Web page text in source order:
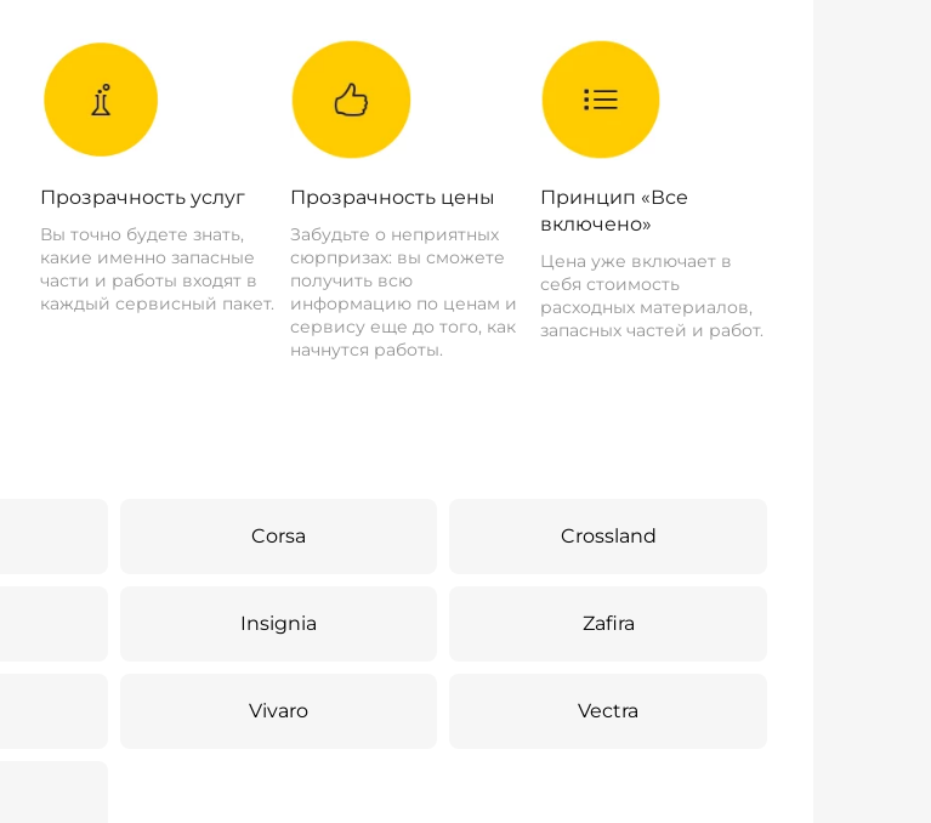
Прозрачность услуг
Вы точно будете знать,
какие именно запасные
части и работы входят в
каждый сервисный пакет.
Прозрачность цены
Забудьте о неприятных
сюрпризах: вы сможете
получить всю
информацию по ценам и
сервису еще до того, как
начнутся работы.
Принцип «Все
включено»
Цена уже включает в
себя стоимость
расходных материалов,
запасных частей и работ.
Corsa Crossland
Insignia Zafira
Vivaro Vectra